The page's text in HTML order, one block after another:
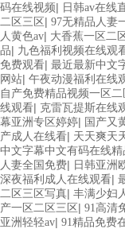
码在线视频| 日韩av在线
二区三区 | 97无精品人妻
人黄色av| 大香蕉一区二
品| 九色福利视频在线观
免费观看| 最近最新中文
网站| 午夜动漫福利在线
自产免费精品视频一区二
线观看| 克雷瓦提斯在线
幕亚洲专区婷婷| 国产又
产成人在线看| 天天爽天
中文字幕中文有码在线精
人妻全国免费| 日韩亚洲
深夜福利成人在线观看|
二区三区写真| 丰满少妇
产一区二区三区 | 91高清
亚洲轻轻av| 91精品免费